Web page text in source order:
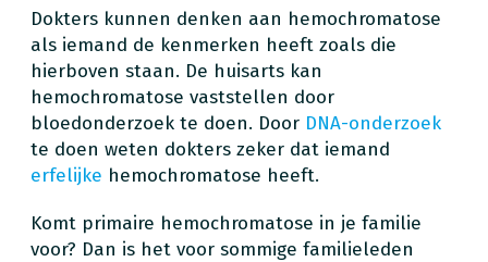
Dokters kunnen denken aan hemochromatose
als iemand de kenmerken heeft zoals die
hierboven staan. De huisarts kan
hemochromatose vaststellen door
bloedonderzoek te doen. Door DNA-onderzoek
te doen weten dokters zeker dat iemand
erfelijke hemochromatose heeft.
Komt primaire hemochromatose in je familie
voor? Dan is het voor sommige familieleden